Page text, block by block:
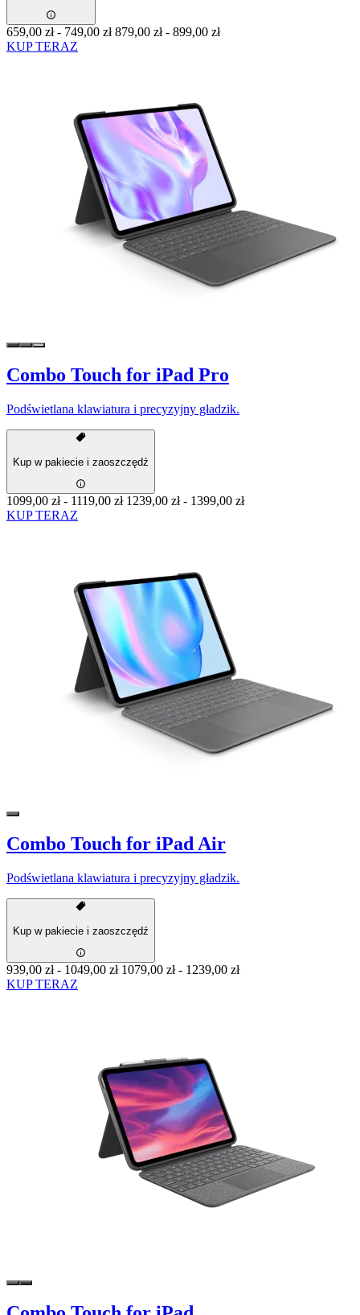
659,00 zł- 749,00 zł 879,00 zł- 899,00 zł
KUP TERAZ
Combo Touch for iPad Pro
Podświetlana klawiatura i precyzyjny gładzik.
Kup w pakiecie i zaoszczędź
1099,00 zł- 1119,00 zł 1239,00 zł- 1399,00 zł
KUP TERAZ
Combo Touch for iPad Air
Podświetlana klawiatura i precyzyjny gładzik.
Kup w pakiecie i zaoszczędź
939,00 zł- 1049,00 zł 1079,00 zł- 1239,00 zł
KUP TERAZ